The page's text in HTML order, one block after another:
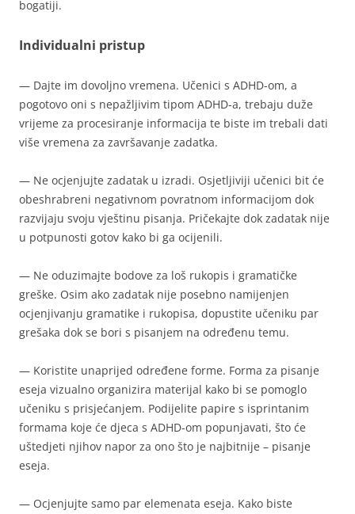
bogatiji.
Individualni pristup
— Dajte im dovoljno vremena. Učenici s ADHD-om, a
pogotovo oni s nepažljivim tipom ADHD-a, trebaju duže
vrijeme za procesiranje informacija te biste im trebali dati
više vremena za završavanje zadatka.
— Ne ocjenjujte zadatak u izradi. Osjetljiviji učenici bit će
obeshrabreni negativnom povratnom informacijom dok
razvijaju svoju vještinu pisanja. Pričekajte dok zadatak nije
u potpunosti gotov kako bi ga ocijenili.
— Ne oduzimajte bodove za loš rukopis i gramatičke
greške. Osim ako zadatak nije posebno namijenjen
ocjenjivanju gramatike i rukopisa, dopustite učeniku par
grešaka dok se bori s pisanjem na određenu temu.
— Koristite unaprijed određene forme. Forma za pisanje
eseja vizualno organizira materijal kako bi se pomoglo
učeniku s prisjećanjem. Podijelite papire s isprintanim
formama koje će djeca s ADHD-om popunjavati, što će
uštedjeti njihov napor za ono što je najbitnije – pisanje
eseja.
— Ocjenjujte samo par elemenata eseja. Kako biste